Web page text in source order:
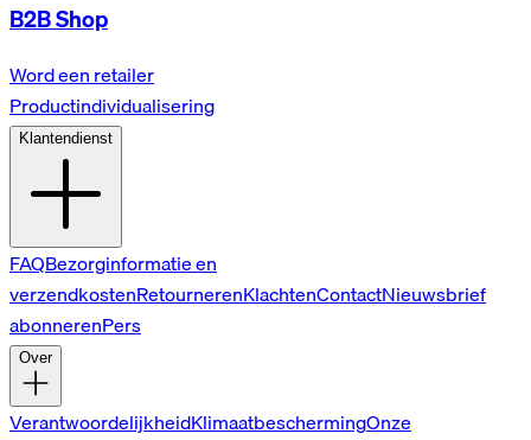
B2B Shop
Word een retailer
Productindividualisering
Klantendienst
FAQBezorginformatie en
verzendkostenRetournerenKlachtenContactNieuwsbrief
abonnerenPers
Over
VerantwoordelijkheidKlimaatbeschermingOnze